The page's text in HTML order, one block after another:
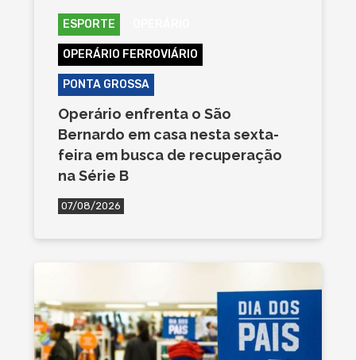
ESPORTE
OPERÁRIO FERROVIÁRIO
PONTA GROSSA
Operário enfrenta o São
Bernardo em casa nesta sexta-
feira em busca de recuperação
na Série B
07/08/2026